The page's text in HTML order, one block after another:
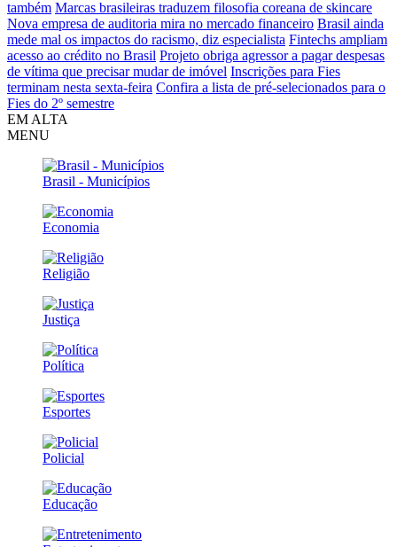
também Marcas brasileiras traduzem filosofia coreana de skincare
Nova empresa de auditoria mira no mercado financeiro Brasil ainda
mede mal os impactos do racismo, diz especialista Fintechs ampliam
acesso ao crédito no Brasil Projeto obriga agressor a pagar despesas
de vítima que precisar mudar de imóvel Inscrições para Fies
terminam nesta sexta-feira Confira a lista de pré-selecionados para o
Fies do 2º semestre
EM ALTA
MENU
Brasil - Municípios
Economia
Religião
Justiça
Política
Esportes
Policial
Educação